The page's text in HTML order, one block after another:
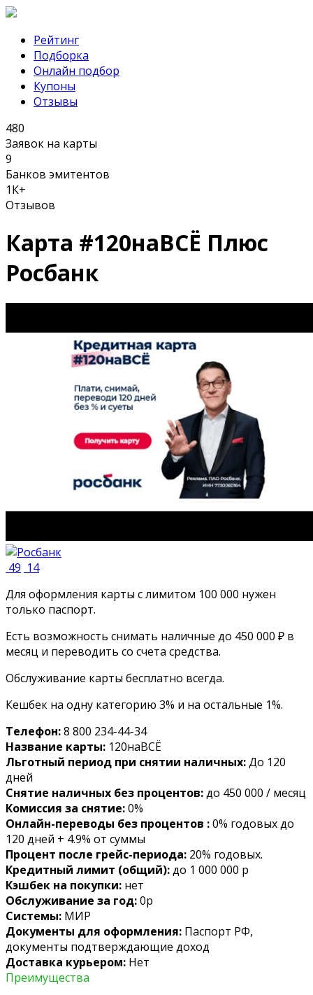
Рейтинг
Подборка
Онлайн подбор
Купоны
Отзывы
480
Заявок на карты
9
Банков эмитентов
1К+
Отзывов
Карта #120наВСЁ Плюс
Росбанк
49 14
Для оформления карты с лимитом 100 000 нужен
только паспорт.
Есть возможность снимать наличные до 450 000 ₽ в
месяц и переводить со счета средства.
Обслуживание карты бесплатно всегда.
Кешбек на одну категорию 3% и на остальные 1%.
Телефон:8 800 234-44-34
Название карты: 120наВСЁ
Льготный период при снятии наличных:До 120
дней
Снятие наличных без процентов:до 450 000 / месяц
Комиссия за снятие:0%
Онлайн-переводы без процентов :0% годовых до
120 дней + 4.9% от суммы
Процент после грейс-периода: 20% годовых.
Кредитный лимит (общий):до 1 000 000 р
Кэшбек на покупки: нет
Обслуживание за год:0р
Системы: МИР
Документы для оформления: Паспорт РФ,
документы подтверждающие доход
Доставка курьером: Нет
Преимущества